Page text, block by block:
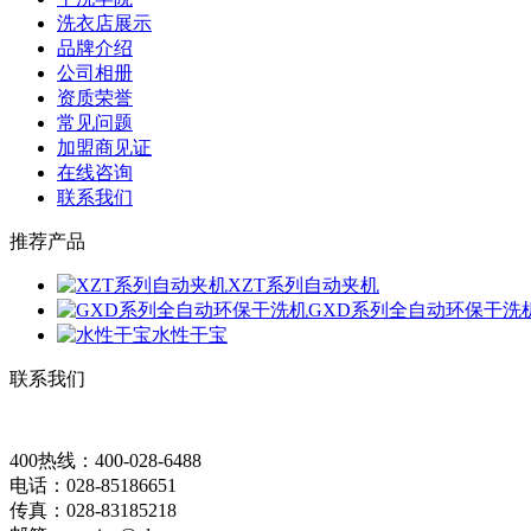
洗衣店展示
品牌介绍
公司相册
资质荣誉
常见问题
加盟商见证
在线咨询
联系我们
推荐产品
XZT系列自动夹机
GXD系列全自动环保干洗
水性干宝
联系我们
400热线：400-028-6488
电话：028-85186651
传真：028-83185218